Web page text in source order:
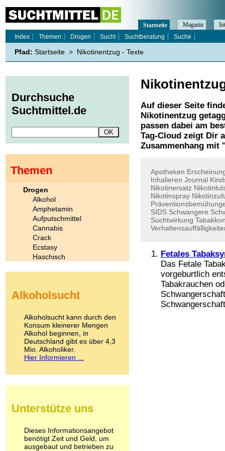
Auf dieser Seite
Nikotinentzug
passen dabei am
Tag-Cloud zeigt Dir
Zusammenhang mit
Apotheken
Inhalieren Journal
Nikotinersatz
Nikotinspray
SIDS Schwangere
Suchtwirkung
Fetales
Das Fetale
vorgeburtlich
Tabakrauchen
Startseite Magazin
Index
Themen Drogen Sucht Suchtberatung Suche
Pfad: Startseite > Nikotinentzug - Texte
Durchsuche
Suchtmittel.de
Themen
Drogen
Alkohol
Amphetamin
Aufputschmittel
Cannabis
Crack
Ecstasy
Haschisch
Kokain
LSD
Marihuana
Medikamente
Meskalin
Metamphetamin
Methadon
Pilze
Psychopharmaka
Schlafmittel
Schmerzmittel
Alkoholsucht
Alkoholsucht kann durch den
Konsum kleinerer Mengen
Alkohol beginnen, in
Deutschland gibt es über 4,3
Mio. Alkoholiker.
Hier Informieren ...
Unterstütze uns
Dieses Informationsangebot
benötigt Zeit und Geld, um
ausgebaut und betrieben zu